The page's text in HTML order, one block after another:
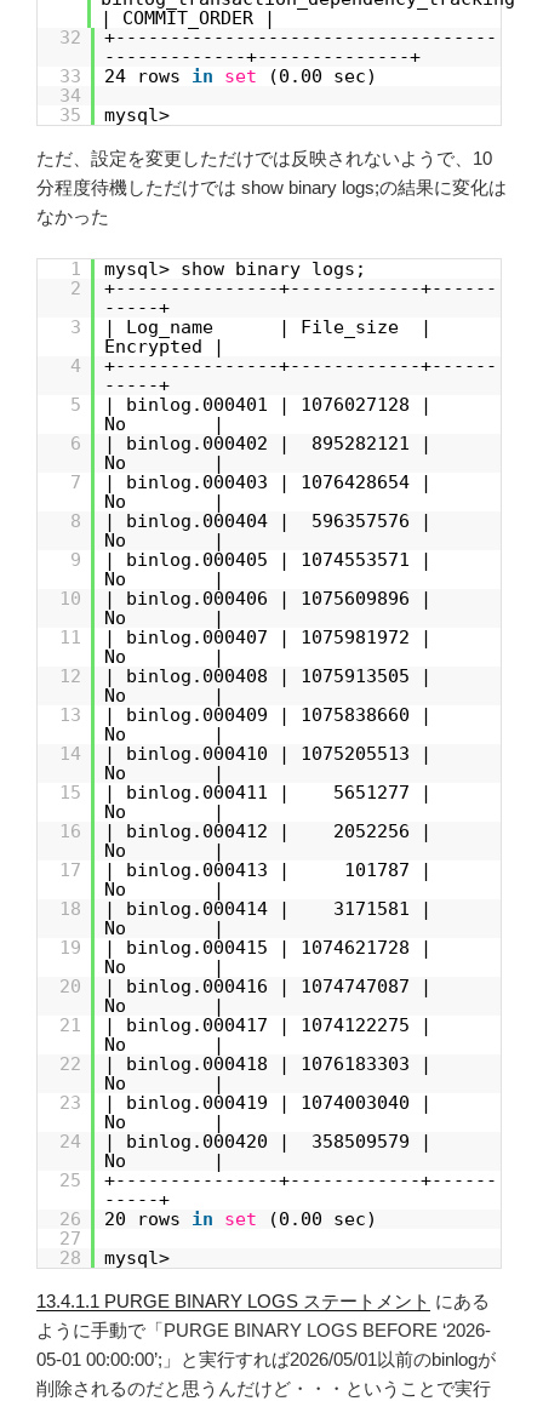
| COMMIT_ORDER |
32
+-----------------------------------
-------------+--------------+
33
24 rows in set
(0.00 sec)
34
35
mysql>
ただ、設定を変更しただけでは反映されないようで、10
分程度待機しただけでは show binary logs;の結果に変化は
なかった
1
mysql> show binary logs;
2
+---------------+------------+------
-----+
3
| Log_name | File_size |
Encrypted |
4
+---------------+------------+------
-----+
5
| binlog.000401 | 1076027128 |
No |
6
| binlog.000402 | 895282121 |
No |
7
| binlog.000403 | 1076428654 |
No |
8
| binlog.000404 | 596357576 |
No |
9
| binlog.000405 | 1074553571 |
No |
10
| binlog.000406 | 1075609896 |
No |
11
| binlog.000407 | 1075981972 |
No |
12
| binlog.000408 | 1075913505 |
No |
13
| binlog.000409 | 1075838660 |
No |
14
| binlog.000410 | 1075205513 |
No |
15
| binlog.000411 | 5651277 |
No |
16
| binlog.000412 | 2052256 |
No |
17
| binlog.000413 | 101787 |
No |
18
| binlog.000414 | 3171581 |
No |
19
| binlog.000415 | 1074621728 |
No |
20
| binlog.000416 | 1074747087 |
No |
21
| binlog.000417 | 1074122275 |
No |
22
| binlog.000418 | 1076183303 |
No |
23
| binlog.000419 | 1074003040 |
No |
24
| binlog.000420 | 358509579 |
No |
25
+---------------+------------+------
-----+
26
20 rows in set
(0.00 sec)
27
28
mysql>
13.4.1.1 PURGE BINARY LOGS ステートメント にある
ように手動で「PURGE BINARY LOGS BEFORE ‘2026-
05-01 00:00:00’;」と実行すれば2026/05/01以前のbinlogが
削除されるのだと思うんだけど・・・ということで実行